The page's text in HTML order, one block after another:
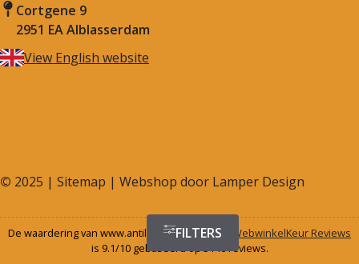
FILTERS
Cortgene 9
2951 EA Alblasserdam
View English website
© 2025 | Sitemap | Webshop door Lamper Design
De waardering van www.antilopeoutdoor.nl bij
WebwinkelKeur Reviews
is 9.1/10 gebaseerd op 5146 reviews.